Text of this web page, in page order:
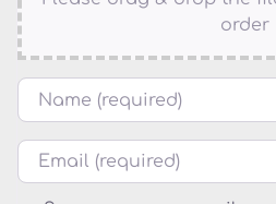
order
Name
Courriel